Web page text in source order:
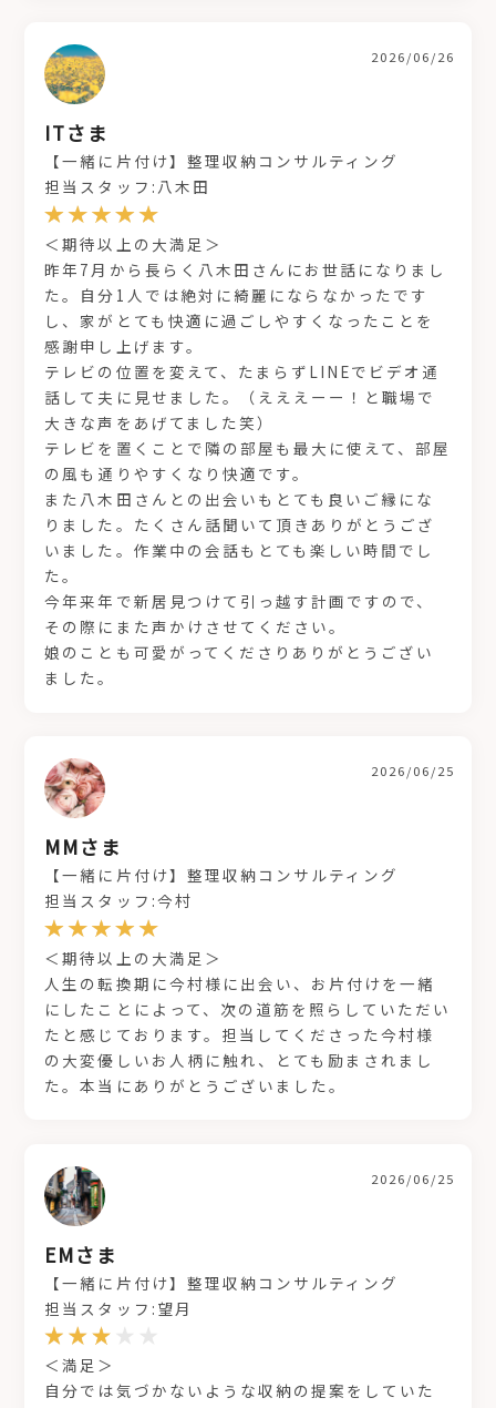
ITさま
2026/06/26
【一緒に片付け】整理収納コンサルティング
担当スタッフ:八木田
＜期待以上の大満足＞
昨年7月から長らく八木田さんにお世話になりまし
た。自分1人では絶対に綺麗にならなかったです
し、家がとても快適に過ごしやすくなったことを
感謝申し上げます。
テレビの位置を変えて、たまらずLINEでビデオ通
話して夫に見せました。（えええーー！と職場で
大きな声をあげてました笑）
テレビを置くことで隣の部屋も最大に使えて、部屋
の風も通りやすくなり快適です。
また八木田さんとの出会いもとても良いご縁にな
りました。たくさん話聞いて頂きありがとうござ
いました。作業中の会話もとても楽しい時間でし
た。
今年来年で新居見つけて引っ越す計画ですので、
その際にまた声かけさせてください。
娘のことも可愛がってくださりありがとうござい
ました。
MMさま
2026/06/25
【一緒に片付け】整理収納コンサルティング
担当スタッフ:今村
＜期待以上の大満足＞
人生の転換期に今村様に出会い、お片付けを一緒
にしたことによって、次の道筋を照らしていただい
たと感じております。担当してくださった今村様
の大変優しいお人柄に触れ、とても励まされまし
た。本当にありがとうございました。
EMさま
2026/06/25
【一緒に片付け】整理収納コンサルティング
担当スタッフ:望月
＜満足＞
自分では気づかないような収納の提案をしていた